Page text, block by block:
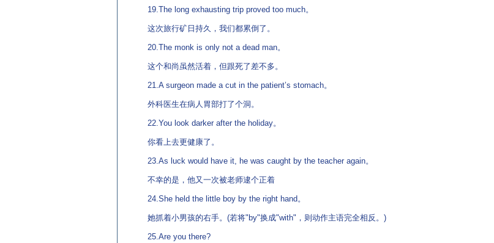
19.The long exhausting trip proved too much。
这次旅行矿日持久，我们都累倒了。
20.The monk is only not a dead man。
这个和尚虽然活着，但跟死了差不多。
21.A surgeon made a cut in the patient’s stomach。
外科医生在病人胃部打了个洞。
22.You look darker after the holiday。
你看上去更健康了。
23.As luck would have it, he was caught by the teacher again。
不幸的是，他又一次被老师逮个正着
24.She held the little boy by the right hand。
她抓着小男孩的右手。(若将"by"换成"with"，则动作主语完全相反。)
25.Are you there?